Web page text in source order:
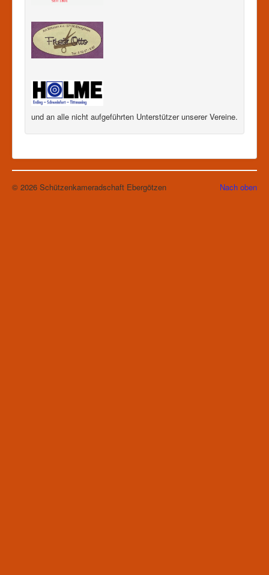
und an alle nicht aufgeführten Unterstützer unserer Vereine.
Nach oben
© 2026 Schützenkameradschaft Ebergötzen